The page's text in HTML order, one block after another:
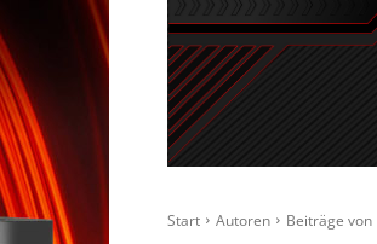
Start Autoren Beiträge von